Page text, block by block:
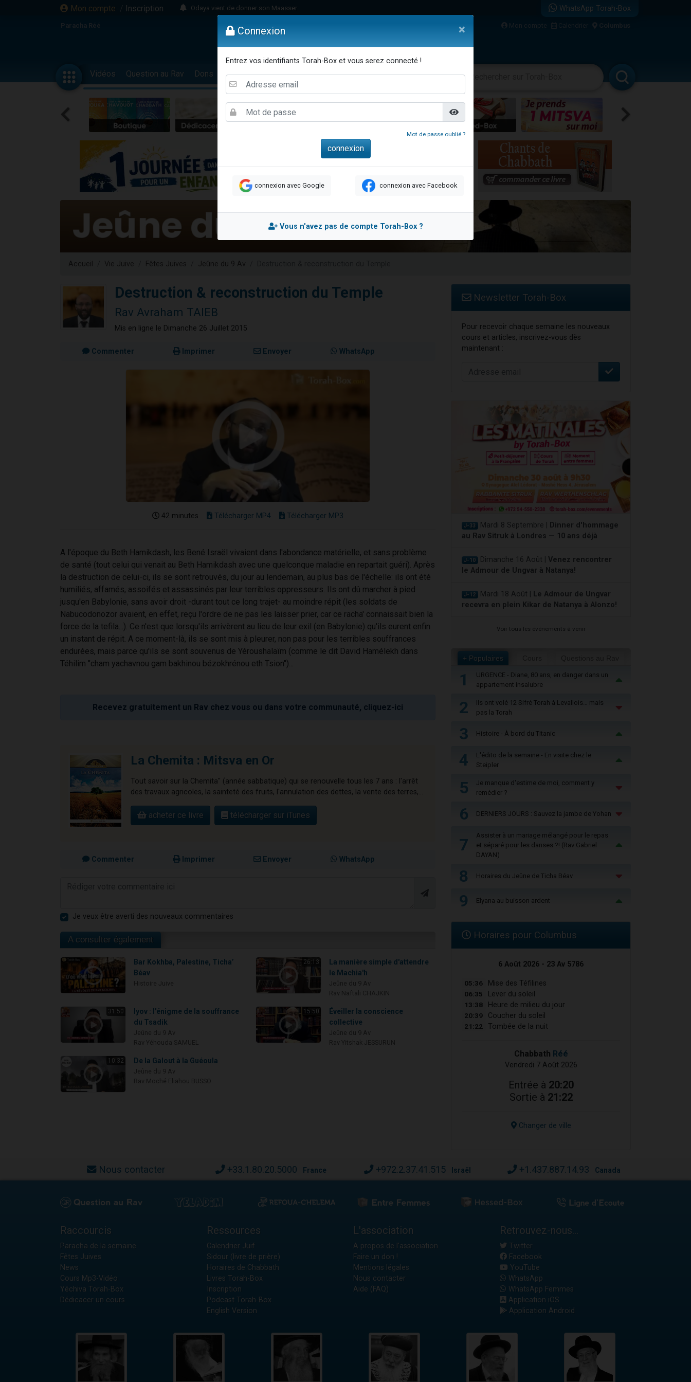
Mon compte / Inscription
Odaya vient de donner son Maasser
3 personnes viennent de faire un don pour 5 jours de vacances aux Orphelins
13 personnes viennent de demander une bénédiction
12 nouvelles musiques dans Torah-Box Music
30 personnes viennent de faire un don pour Sauvez la jambe de Yohan
Il reste 49 places pour étudier en groupe sur Zoom
3 personnes viennent de nous rejoindre sur WhatsApp
2 personnes viennent de nous rejoindre sur WhatsApp
3 personnes viennent de nous rejoindre sur WhatsApp
2 nouvelles musiques dans Torah-Box Music
8 personnes viennent de faire un don pour Tsédaka : pauvres d'Israel
Nouvelle émission radio : Visions de grandeur n°104 : Le Chabbath et le Birkat Hamazone à travers le temps
61 personnes viennent de demander une bénédiction
Ariel vient de donner son Maasser
Il reste 49 places pour étudier en groupe sur Zoom
6 personnes viennent de faire un don pour 5 enfants déjà orphelins risquent de perdre leur maman
WhatsApp Torah-Box
Paracha Réé Mon compte Calendrier Columbus
Vidéos Question au Rav Dons Femmes Enfants Etude sur Texte Musique Paracha Divertissements
Accueil Vie Juive Fêtes Juives Jeûne du 9 Av
Destruction & reconstruction du Temple
Rav Avraham TAIEB
Mis en ligne le Dimanche 26 Juillet 2015
Commenter Imprimer Envoyer WhatsApp
42 minutes Télécharger MP4 Télécharger MP3
A l'époque du Beth Hamikdash, les Bené Israël vivaient dans l'abondance matérielle, et sans problème
de santé (tout celui qui venait au Beth Hamikdash avec une quelconque maladie en repartait guéri). Après
la destruction de celui-ci, ils se sont retrouvés, du jour au lendemain, au plus bas de l'échelle: ils ont été
humiliés, affamés, assoifés et assassinés par leur terribles oppresseurs. Ils ont dû marcher à pied
jusqu'en Babylonie, sans avoir droit -durant tout ce long trajet- au moindre répit (les soldats de
Nabucodonozor avaient, en effet, reçu l'ordre de ne pas les laisser prier, car ce racha' connaissait bien la
force de la tefila...). Ce n'est que lorsqu'ils arrivèrent au lieu de leur exil (en Babylonie) qu'ils eurent enfin
un instant de répit. A ce moment-là, ils se sont mis à pleurer, non pas pour les terribles souffrances
endurées, mais parce qu'ils se sont souvenus de Yéroushalaïm (comme le dit David Hamélekh dans
Téhilim "cham yachavnou gam bakhinou bézokhrénou eth Tsion")...
Recevez gratuitement un Rav chez vous ou dans votre communauté, cliquez-ici
La Chemita : Mitsva en Or
Tout savoir sur la Chemita" (année sabbatique) qui se renouvelle tous les 7 ans : l'arrêt
des travaux agricoles, la sainteté des fruits, l'annulation des dettes, la vente des terres,...
acheter ce livre télécharger sur iTunes
Commenter Imprimer Envoyer WhatsApp
Je veux être averti des nouveaux commentaires
A consulter également
Bar Kokhba, Palestine, Ticha’
Béav
26:13
La manière simple d'attendre
le Machia'h
31:50
Iyov : l'énigme de la souffrance
du Tsadik
15:50
Éveiller la conscience
collective
10:32 De la Galout à la Guéoula
Newsletter Torah-Box
Pour recevoir chaque semaine les nouveaux
cours et articles, inscrivez-vous dès
maintenant :
J-33 Mardi 8 Septembre |
Dinner d'hommage
au Rav Sitruk à Londres — 10 ans déjà
J-10 Dimanche 16 Août | Venez rencontrer
le Admour de Ungvar à Natanya!
J-12 Mardi 18 Août |
Le Admour de Ungvar
recevra en plein Kikar de Natanya à Alonzo!
Voir tous les événements à venir
+ Populaires
1
URGENCE - Diane, 80 ans, en danger dans un
appartement insalubre
2
Ils ont volé 12 Sifré Torah à Levallois… mais
pas la Torah
3 Histoire - À bord du Titanic
4
L'édito de la semaine - En visite chez le
Steipler
5
Je manque d'estime de moi, comment y
remédier ?
6 DERNIERS JOURS : Sauvez la jambe de Yohan
7
Assister à un mariage mélangé pour le repas
et séparé pour les danses ?! (Rav Gabriel
DAYAN)
8 Horaires du Jeûne de Ticha Béav
9 Elyana au buisson ardent
Horaires pour Columbus
6 Août 2026 - 23 Av 5786
05:36 Mise des Téfilines
06:35 Lever du soleil
13:38 Heure de milieu du jour
20:39 Coucher du soleil
21:22 Tombée de la nuit
Chabbath Réé
Vendredi 7 Août 2026
Entrée à 20:20
Sortie à 21:22
Changer de ville
Nous contacter +33.1.80.20.5000 France +972.2.37.41.515 Israël +1.437.887.14.93 Canada
Raccourcis
Paracha de la semaine
Fêtes Juives
News
Cours Mp3-Vidéo
Yéchiva Torah-Box
Dédicacer un cours
Ressources
Calendrier Juif
Sidour (livre de prière)
Horaires de Chabbath
Livres Torah-Box
Inscription
Podcast Torah-Box
English Version
L'association
A propos de l'association
Faire un don !
Mentions légales
Nous contacter
Aide (FAQ)
Retrouvez-nous...
Twitter
Facebook
YouTube
WhatsApp
WhatsApp Femmes
Application iOS
Application Android
Connexion ×
Entrez vos identifiants Torah-Box et vous serez connecté !
Mot de passe oublié ?
connexion avec Google connexion avec Facebook
Vous n'avez pas de compte Torah-Box ?